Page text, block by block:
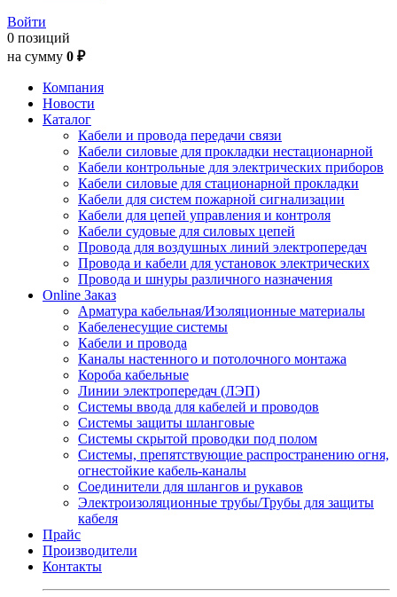
Войти
0 позиций
на сумму 0 ₽
Компания
Новости
Каталог
Кабели и провода передачи связи
Кабели силовые для прокладки нестационарной
Кабели контрольные для электрических приборов
Кабели силовые для стационарной прокладки
Кабели для систем пожарной сигнализации
Кабели для цепей управления и контроля
Кабели судовые для силовых цепей
Провода для воздушных линий электропередач
Провода и кабели для установок электрических
Провода и шнуры различного назначения
Online Заказ
Арматура кабельная/Изоляционные материалы
Кабеленесущие системы
Кабели и провода
Каналы настенного и потолочного монтажа
Короба кабельные
Линии электропередач (ЛЭП)
Системы ввода для кабелей и проводов
Системы защиты шланговые
Системы скрытой проводки под полом
Системы, препятствующие распространению огня,
огнестойкие кабель-каналы
Соединители для шлангов и рукавов
Электроизоляционные трубы/Трубы для защиты
кабеля
Прайс
Производители
Контакты